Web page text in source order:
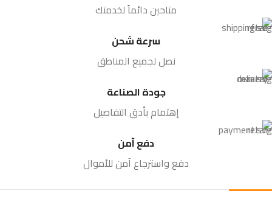
متاحين دائماً لخدمتك
سرعة شحن
نصل لجميع المناطق
جودة الصناعة
إهتمام بأدق التفاصيل
دفع آمن
دفع واسترجاع آمن للأموال